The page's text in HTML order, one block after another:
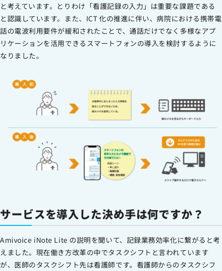
と考えています。とりわけ「看護記録の入力」は重要な課題である
と認識しています。また、ICT 化の推進に伴い、病院における携帯電
話の電波利用要件が緩和されたことで、通話だけでなく多様なアプ
リケーションを活用できるスマートフォンの導入を検討するように
なりました。
サービスを導入した決め手は何ですか？
Amivoice iNote Lite の説明を聞いて、記録業務効率化に繋がると考
えました。現在働き方改革の中でタスクシフトと言われています
が、医師のタスクシフト先は看護師です。看護師からのタスクシフ